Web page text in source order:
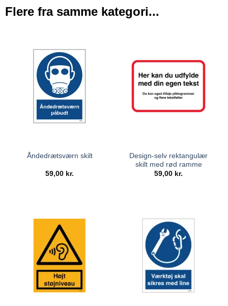
Flere fra samme kategori...
Åndedrætsværn skilt
59,00 kr.
Design-selv rektangulær
skilt med rød ramme
59,00 kr.